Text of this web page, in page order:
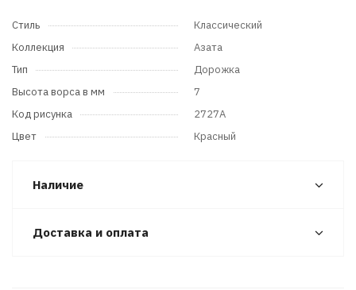
Стиль
Классический
Коллекция
Азата
Тип
Дорожка
Высота ворса в мм
7
Код рисунка
2727A
Цвет
Красный
Наличие
Доставка и оплата